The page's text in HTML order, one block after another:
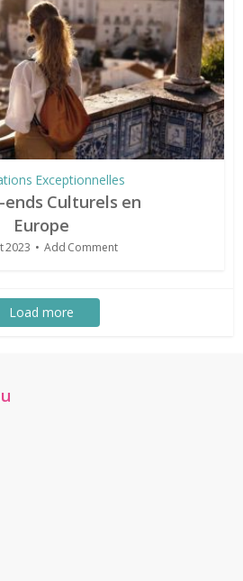
Exceptionnelles
ends Culturels en
Europe
2023 Add Comment
Load more